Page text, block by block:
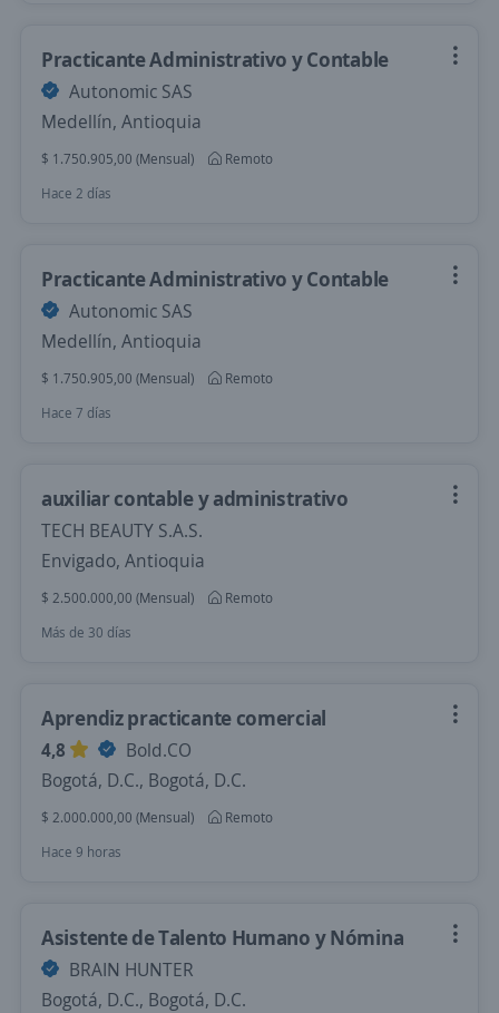
Practicante Administrativo y Contable
Autonomic SAS
Medellín, Antioquia
$ 1.750.905,00 (Mensual)
Remoto
Hace 2 días
Practicante Administrativo y Contable
Autonomic SAS
Medellín, Antioquia
$ 1.750.905,00 (Mensual)
Remoto
Hace 7 días
auxiliar contable y administrativo
TECH BEAUTY S.A.S.
Envigado, Antioquia
$ 2.500.000,00 (Mensual)
Remoto
Más de 30 días
Aprendiz practicante comercial
4,8
Bold.CO
Bogotá, D.C., Bogotá, D.C.
$ 2.000.000,00 (Mensual)
Remoto
Hace 9 horas
Asistente de Talento Humano y Nómina
BRAIN HUNTER
Bogotá, D.C., Bogotá, D.C.